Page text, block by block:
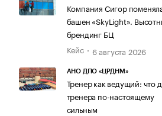
Компания Сигор
башен «SkyLight».
брендинг БЦ
Кейс
6 августа 2026
АНО ДПО «ЦРДНМ»
Тренер как ведущий: что
тренера по-настоящему
сильным